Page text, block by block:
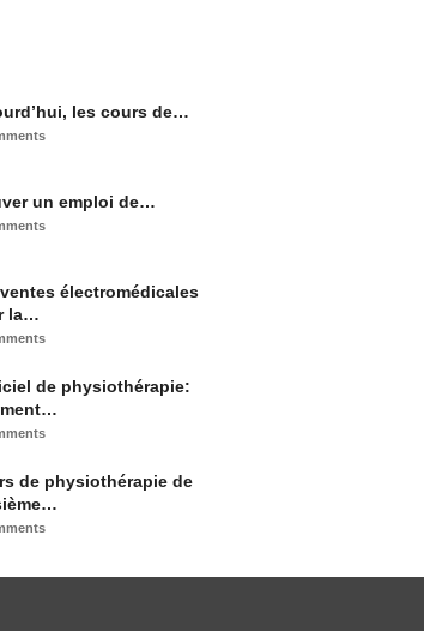
les cours de…
un emploi de…
électromédicales
la…
de physiothérapie:
de physiothérapie de